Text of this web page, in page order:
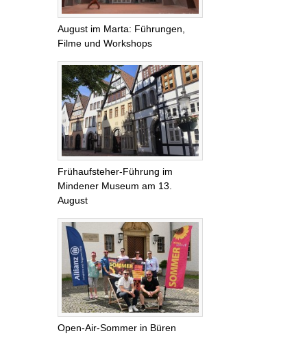
August im Marta: Führungen,
Filme und Workshops
Frühaufsteher-Führung im
Mindener Museum am 13.
August
Open-Air-Sommer in Büren